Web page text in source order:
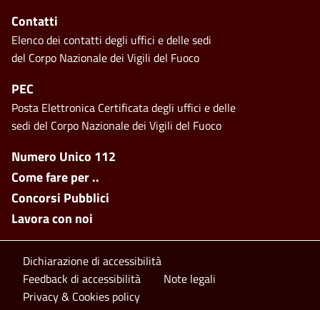
Footer side menu
Numero Unico 112
Come fare per ..
Concorsi Pubblici
Lavora con noi
Contatti
Elenco dei contatti degli uffici e delle sedi
del Corpo Nazionale dei Vigili del Fuoco
PEC
Posta Elettronica Certificata degli uffici e delle
sedi del Corpo Nazionale dei Vigili del Fuoco
Footer bottom
Dichiarazione di accessibilità
Feedback di accessibilità
Note legali
Privacy & Cookies policy